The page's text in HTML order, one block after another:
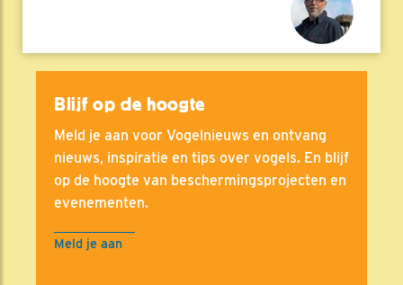
Blijf op de hoogte
Meld je aan voor Vogelnieuws en ontvang
nieuws, inspiratie en tips over vogels. En blijf
op de hoogte van beschermingsprojecten en
evenementen.
Meld je aan